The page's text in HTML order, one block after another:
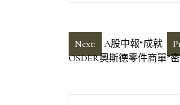
文
Next:
A股中報“成就
OSDER奧斯德零件商單”